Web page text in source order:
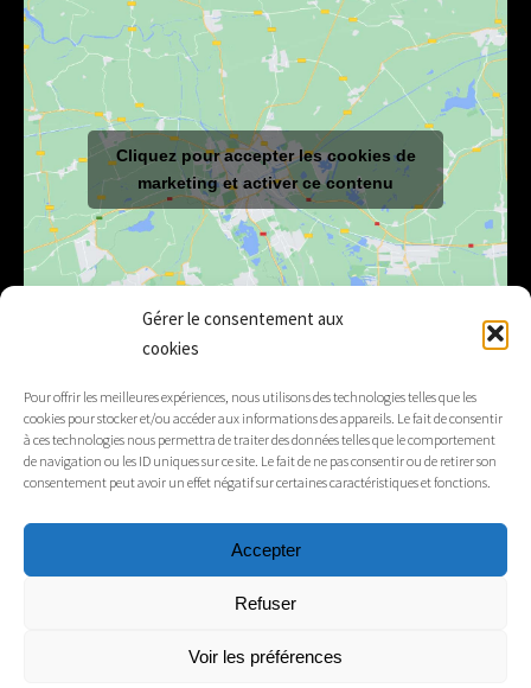
Gérer le consentement aux
cookies
Pour offrir les meilleures expériences, nous utilisons des technologies telles que les
cookies pour stocker et/ou accéder aux informations des appareils. Le fait de consentir
à ces technologies nous permettra de traiter des données telles que le comportement
de navigation ou les ID uniques sur ce site. Le fait de ne pas consentir ou de retirer son
consentement peut avoir un effet négatif sur certaines caractéristiques et fonctions.
Accepter
Refuser
Voir les préférences
Cliquez pour accepter les cookies de
marketing et activer ce contenu
Tél. 04 50 20 91 15
Mentions légales